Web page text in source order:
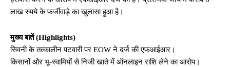
लाख रुपये के फर्जीवाड़े का खुलासा हुआ है।
मुख्य बातें (Highlights)
सिवनी के तत्कालीन पटवारी पर EOW ने दर्ज की एफआईआर।
किसानों और भू-स्वामियों से निजी खाते में ऑनलाइन राशि लेने का आरोप।